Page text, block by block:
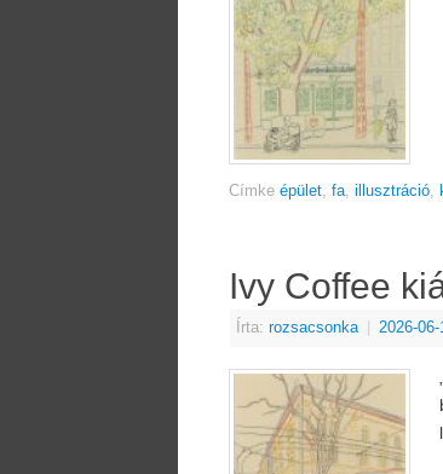
Címke épület, fa, illusztráció,
Ivy Coffee
Írta: rozsacsonka 2026-06-